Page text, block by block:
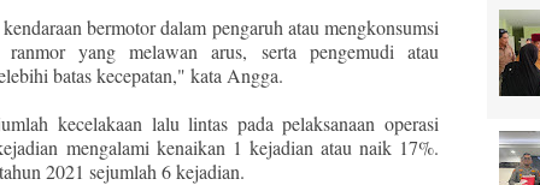
bermotor dalam pengaruh atau mengkonsumsi
yang melawan arus, serta pengemudi atau
batas kecepatan," kata Angga.
kecelakaan lalu lintas pada pelaksanaan operasi
mengalami kenaikan 1 kejadian atau naik 17%.
2021 sejumlah 6 kejadian.